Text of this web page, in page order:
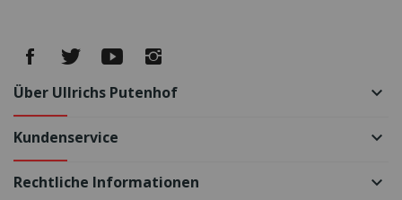
Über Ullrichs Putenhof keyboard_arrow_down
Kundenservice keyboard_arrow_down
Rechtliche Informationen keyboard_arrow_down